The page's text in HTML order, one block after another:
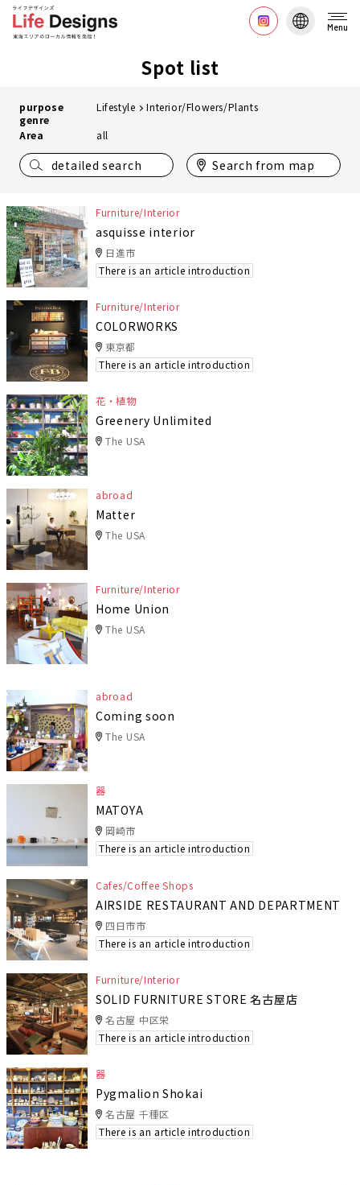
Menu
Spot list
purpose
genre
Lifestyle Interior/Flowers/Plants
Area all
detailed search Search from map
Furniture/Interior
asquisse interior
日進市
There is an article introduction
Furniture/Interior
COLORWORKS
東京都
There is an article introduction
花・植物
Greenery Unlimited
The USA
abroad
Matter
The USA
Furniture/Interior
Home Union
The USA
abroad
Coming soon
The USA
器
MATOYA
岡崎市
There is an article introduction
Cafes/Coffee Shops
AIRSIDE RESTAURANT AND DEPARTMENT
四日市市
There is an article introduction
Furniture/Interior
SOLID FURNITURE STORE 名古屋店
名古屋 中区栄
There is an article introduction
器
Pygmalion Shokai
名古屋 千種区
There is an article introduction